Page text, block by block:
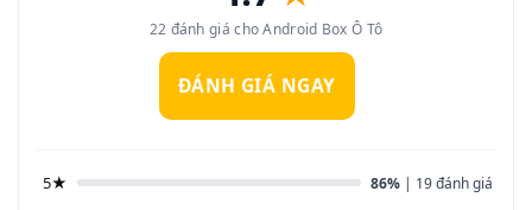
22 đánh giá cho Android Box Ô Tô
ĐÁNH GIÁ NGAY
5★ 86% | 19 đánh giá